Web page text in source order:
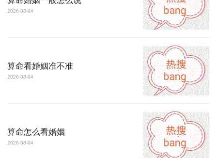
2026-08-04
算命看婚姻准不准
2026-08-04
算命怎么看婚姻
2026-08-04